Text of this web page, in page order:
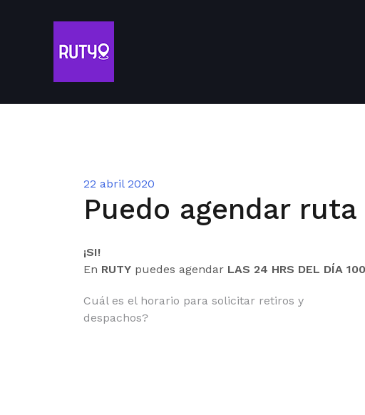
22 abril 2020
Puedo agendar
¡SI!
En RUTY puedes agendar LAS 24 HRS DEL DÍA
Cuál es el horario para solicitar retiros y
despachos?